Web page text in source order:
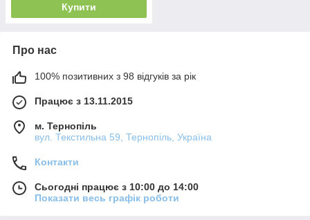
Купити
Про нас
100% позитивних з 98 відгуків за рік
Працює з 13.11.2015
м. Тернопіль
вул. Текстильна 59, Тернопіль, Україна
Контакти
Сьогодні працює з 10:00 до 14:00
Показати весь графік роботи